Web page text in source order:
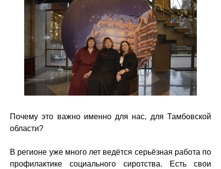
Почему это важно именно для нас, для Тамбовской
области?
В регионе уже много лет ведётся серьёзная работа по
профилактике социального сиротства. Есть свои